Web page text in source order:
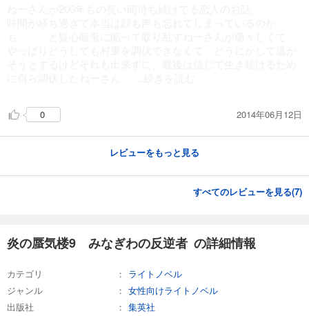
カート
あらすじを表示する
炎の蜃気楼25 怨讐の門（白雷編）
0 2014年06月12日
レビューをもっと見る
すべてのレビューを見る(7)
炎の蜃気楼9 みなぎわの反逆者 の詳細情報
カテゴリ
ライトノベル
ジャンル
女性向けライトノベル
出版社
集英社